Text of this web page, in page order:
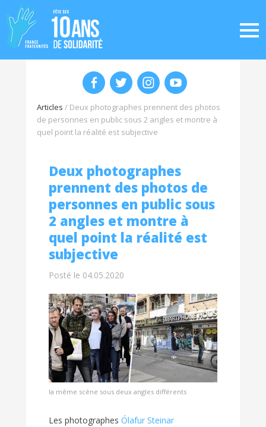
Articles / Deux photographes prennent des photos
de personnes en public sous 2 angles et montre à
quel point la réalité est subjective
Deux photographes
prennent des photos de
personnes en public sous
2 angles et montre à
quel point la réalité est
subjective
Posté le 04.05.2020
la même scène sous deux angles différents
Les photographes Ólafur Steinar